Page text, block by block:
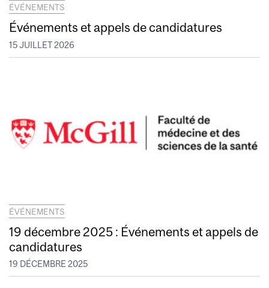
ÉVÉNEMENTS
Événements et appels de candidatures
15 JUILLET 2026
ÉVÉNEMENTS
19 décembre 2025 : Événements et appels de
candidatures
19 DÉCEMBRE 2025